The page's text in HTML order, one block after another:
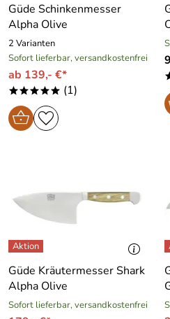
Güde Schinkenmesser
Alpha Olive
2 Varianten
Sofort lieferbar, versandkostenfrei
ab 139,- €*
***** (1)
Güde Kräutermesser Shark
Alpha Olive
Sofort lieferbar, versandkostenfrei